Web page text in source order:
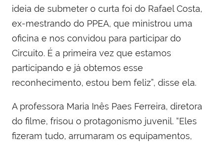
ideia de submeter o curta foi do Rafael Costa,
ex-mestrando do PPEA, que ministrou uma
oficina e nos convidou para participar do
Circuito. É a primeira vez que estamos
participando e já obtemos esse
reconhecimento, estou bem feliz”, disse ela.
A professora Maria Inês Paes Ferreira, diretora
do filme, frisou o protagonismo juvenil. “Eles
fizeram tudo, arrumaram os equipamentos,